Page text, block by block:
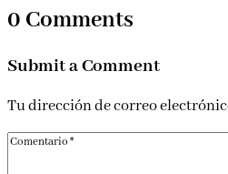
0 Comments
Submit a Comment
Tu dirección de correo